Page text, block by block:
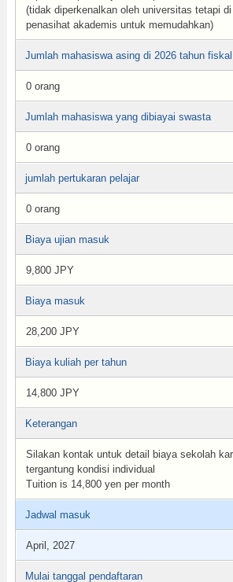
(tidak diperkenalkan oleh universitas tetapi
penasihat akademis untuk memudahkan)
Jumlah mahasiswa asing di 2026 tahun fiskal
0 orang
Jumlah mahasiswa yang dibiayai swasta
0 orang
jumlah pertukaran pelajar
0 orang
Biaya ujian masuk
9,800 JPY
Biaya masuk
28,200 JPY
Biaya kuliah per tahun
14,800 JPY
Keterangan
Silakan kontak untuk detail biaya sekolah
tergantung kondisi individual
Tuition is 14,800 yen per month
Jadwal masuk
April, 2027
Mulai tanggal pendaftaran